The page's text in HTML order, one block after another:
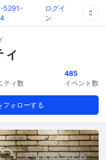
5291-
ログイ
ン
フォローする
ティ数
485
イベント数